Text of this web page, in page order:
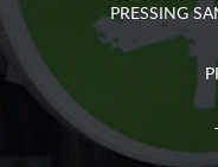
PRESSING